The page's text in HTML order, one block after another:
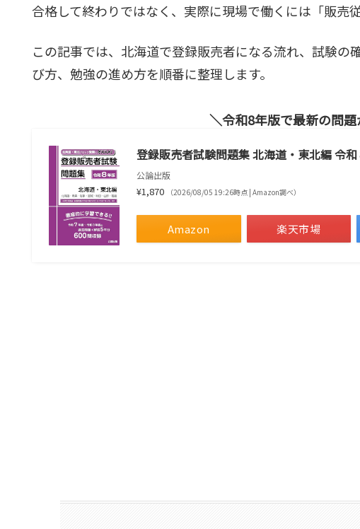
合格して終わりではなく、実際に現場で働くには「販売
この記事では、北海道で登録販売者になる流れ、試験の
び方、勉強の進め方を順番に整理します。
令和8年版で最新の問題
登録販売者試験問題集 北海道・東北編 令
公論出版
¥1,870 （2026/08/05 19:26時点 | Amazon調べ）
Amazon 楽天市場